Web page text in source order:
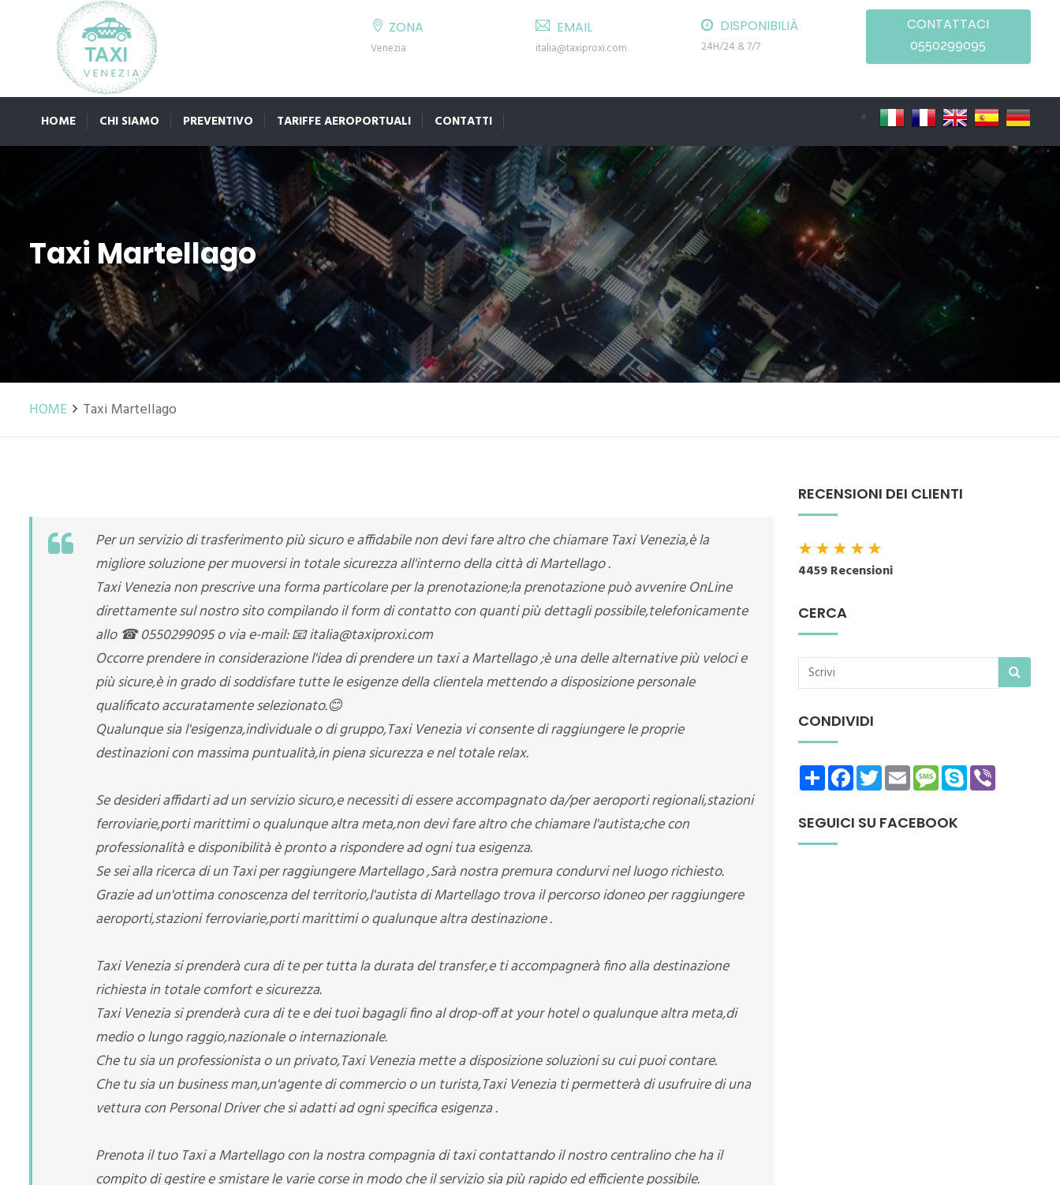
ZONA
Venezia
EMAIL
italia@taxiproxi.com
DISPONIBILIÀ
24H/24 & 7/7
CONTATTACI
0550299095
HOME CHI SIAMO PREVENTIVO TARIFFE AEROPORTUALI CONTATTI
Taxi Martellago
HOME Taxi Martellago
Per un servizio di trasferimento più sicuro e affidabile non devi fare altro che chiamare Taxi Venezia,è la
migliore soluzione per muoversi in totale sicurezza all'interno della città di Martellago .
Taxi Venezia non prescrive una forma particolare per la prenotazione;la prenotazione può avvenire OnLine
direttamente sul nostro sito compilando il form di contatto con quanti più dettagli possibile,telefonicamente
allo ☎ 0550299095 o via e-mail: 📧 italia@taxiproxi.com
Occorre prendere in considerazione l'idea di prendere un taxi a Martellago ;è una delle alternative più veloci e
più sicure,è in grado di soddisfare tutte le esigenze della clientela mettendo a disposizione personale
qualificato accuratamente selezionato.😊
Qualunque sia l'esigenza,individuale o di gruppo,Taxi Venezia vi consente di raggiungere le proprie
destinazioni con massima puntualità,in piena sicurezza e nel totale relax.
Se desideri affidarti ad un servizio sicuro,e necessiti di essere accompagnato da/per aeroporti regionali,stazioni
ferroviarie,porti marittimi o qualunque altra meta,non devi fare altro che chiamare l'autista;che con
professionalità e disponibilità è pronto a rispondere ad ogni tua esigenza.
Se sei alla ricerca di un Taxi per raggiungere Martellago ,Sarà nostra premura condurvi nel luogo richiesto.
Grazie ad un'ottima conoscenza del territorio,l'autista di Martellago trova il percorso idoneo per raggiungere
aeroporti,stazioni ferroviarie,porti marittimi o qualunque altra destinazione .
Taxi Venezia si prenderà cura di te per tutta la durata del transfer,e ti accompagnerà fino alla destinazione
richiesta in totale comfort e sicurezza.
Taxi Venezia si prenderà cura di te e dei tuoi bagagli fino al drop-off at your hotel o qualunque altra meta,di
medio o lungo raggio,nazionale o internazionale.
Che tu sia un professionista o un privato,Taxi Venezia mette a disposizione soluzioni su cui puoi contare.
Che tu sia un business man,un'agente di commercio o un turista,Taxi Venezia ti permetterà di usufruire di una
vettura con Personal Driver che si adatti ad ogni specifica esigenza .
Prenota il tuo Taxi a Martellago con la nostra compagnia di taxi contattando il nostro centralino che ha il
compito di gestire e smistare le varie corse in modo che il servizio sia più rapido ed efficiente possibile.
RECENSIONI DEI CLIENTI
★★★★★
4459 Recensioni
CERCA
CONDIVIDI
ShareFacebookTwitterEmailMessage
Skype
SEGUICI SU FACEBOOK